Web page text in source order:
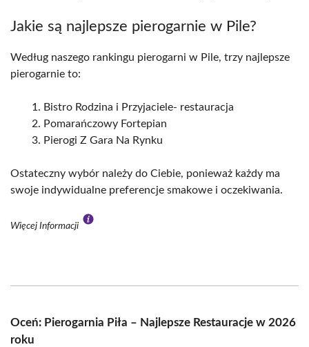
Jakie są najlepsze pierogarnie w Pile?
Według naszego rankingu pierogarni w Pile, trzy najlepsze
pierogarnie to:
Bistro Rodzina i Przyjaciele- restauracja
Pomarańczowy Fortepian
Pierogi Z Gara Na Rynku
Ostateczny wybór należy do Ciebie, ponieważ każdy ma
swoje indywidualne preferencje smakowe i oczekiwania.
Więcej Informacji
Oceń: Pierogarnia Piła – Najlepsze Restauracje w 2026
roku